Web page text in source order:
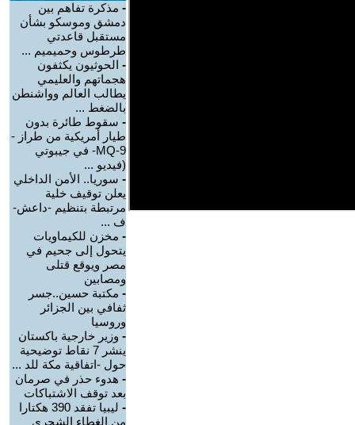
- مذكرة تفاهم بين
دمشق وموسكو بشأن
مستقبل قاعدتي
طرطوس وحميميم ...
- الحوثيون يكثفون
هجماتهم والعليمي
يطالب العالم وواشنطن
بالضغط ...
- سقوط طائرة بدون
طيار أمريكية من طراز -
MQ-9- في جيبوتي
(فيديو ...
- سوريا.. الأمن الداخلي
يعلن توقيف خلية
مرتبطة بتنظيم -داعش-
ف ...
- مخزن للكيماويات
يتحول إلى جحيم في
مصر ويوقع قتلى
ومصابين
- مكتبة حسين..جسر
ثفافي بين الجزائر
وروسيا
- وزير خارجية باكستان
ينشر 7 نقاط توضيحية
حول -اتفاقية مكة للد ...
- هدوء حذر في صرمان
بعد توقف الاشتباكات
-
ليبيا تفقد 390 هكتارا
من الغطاء الشجري